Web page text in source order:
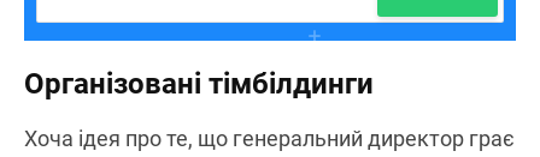
Організовані тімбілдинги
Хоча ідея про те, що генеральний директор грає